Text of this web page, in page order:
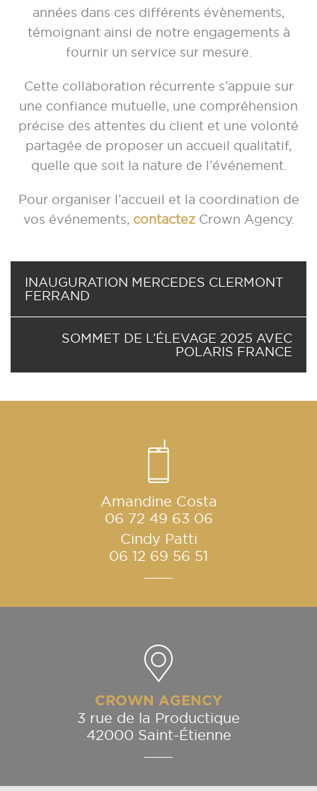
années dans ces différents évènements,
témoignant ainsi de notre engagements à
fournir un service sur mesure.
Cette collaboration récurrente s’appuie sur
une confiance mutuelle, une compréhension
précise des attentes du client et une volonté
partagée de proposer un accueil qualitatif,
quelle que soit la nature de l’événement.
Pour organiser l’accueil et la coordination de
vos événements, contactezCrown Agency.
INAUGURATION MERCEDES CLERMONT
FERRAND
SOMMET DE L’ÉLEVAGE 2025 AVEC
POLARIS FRANCE
Amandine Costa
06 72 49 63 06
Cindy Patti
06 12 69 56 51
CROWN AGENCY
3 rue de la Productique
42000 Saint-Étienne